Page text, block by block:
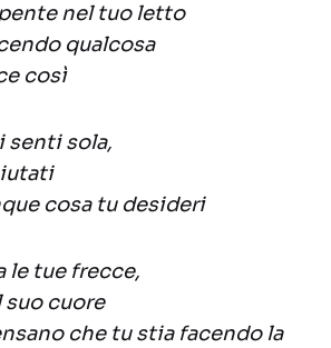
nel tuo letto
qualcosa
così
senti sola,
cosa tu desideri
le tue frecce,
cuore
che tu stia facendo la